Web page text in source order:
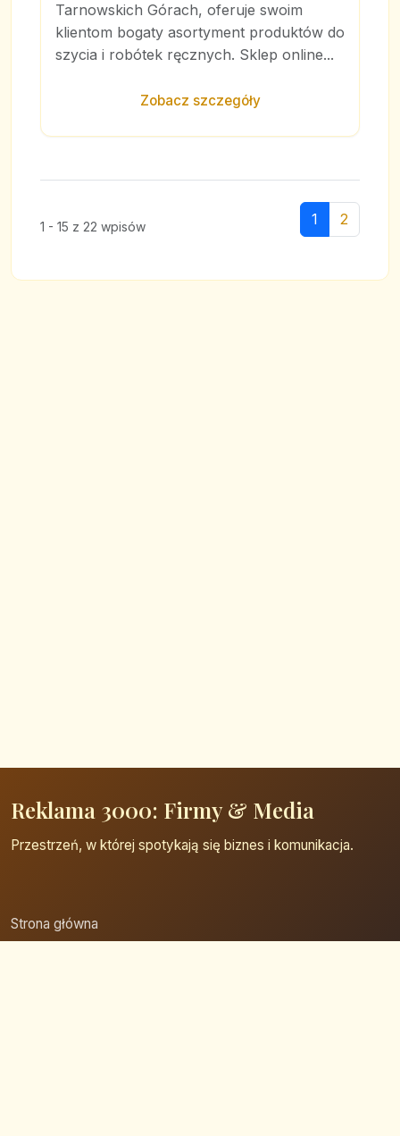
Tarnowskich Górach, oferuje swoim
klientom bogaty asortyment produktów do
szycia i robótek ręcznych. Sklep online...
Zobacz szczegóły
1 - 15 z 22 wpisów 1 2
Reklama 3000: Firmy & Media
Przestrzeń, w której spotykają się biznes i komunikacja.
Strona główna